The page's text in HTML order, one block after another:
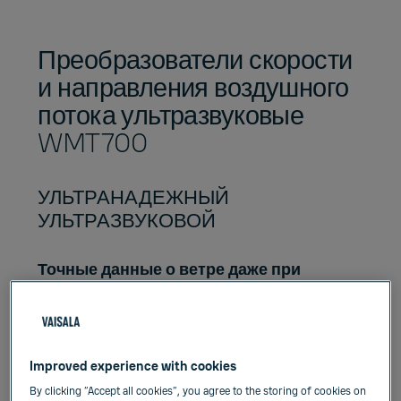
Преобразователи скорости
и направления воздушного
потока ультразвуковые
WMT700
УЛЬТРАНАДЕЖНЫЙ
УЛЬТРАЗВУКОВОЙ
Точные данные о ветре даже при
и других проблемных условиях.
Ультразвуковой датчик WINDCAP®
WMT700 — прочный надежный
Improved experience with cookies
By clicking “Accept all cookies”, you agree to the storing of cookies on